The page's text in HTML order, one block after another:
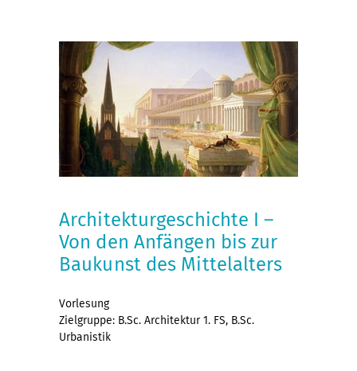
Architekturgeschichte I –
Von den Anfängen bis zur
Baukunst des Mittelalters
Vorlesung
Zielgruppe: B.Sc. Architektur 1. FS, B.Sc.
Urbanistik